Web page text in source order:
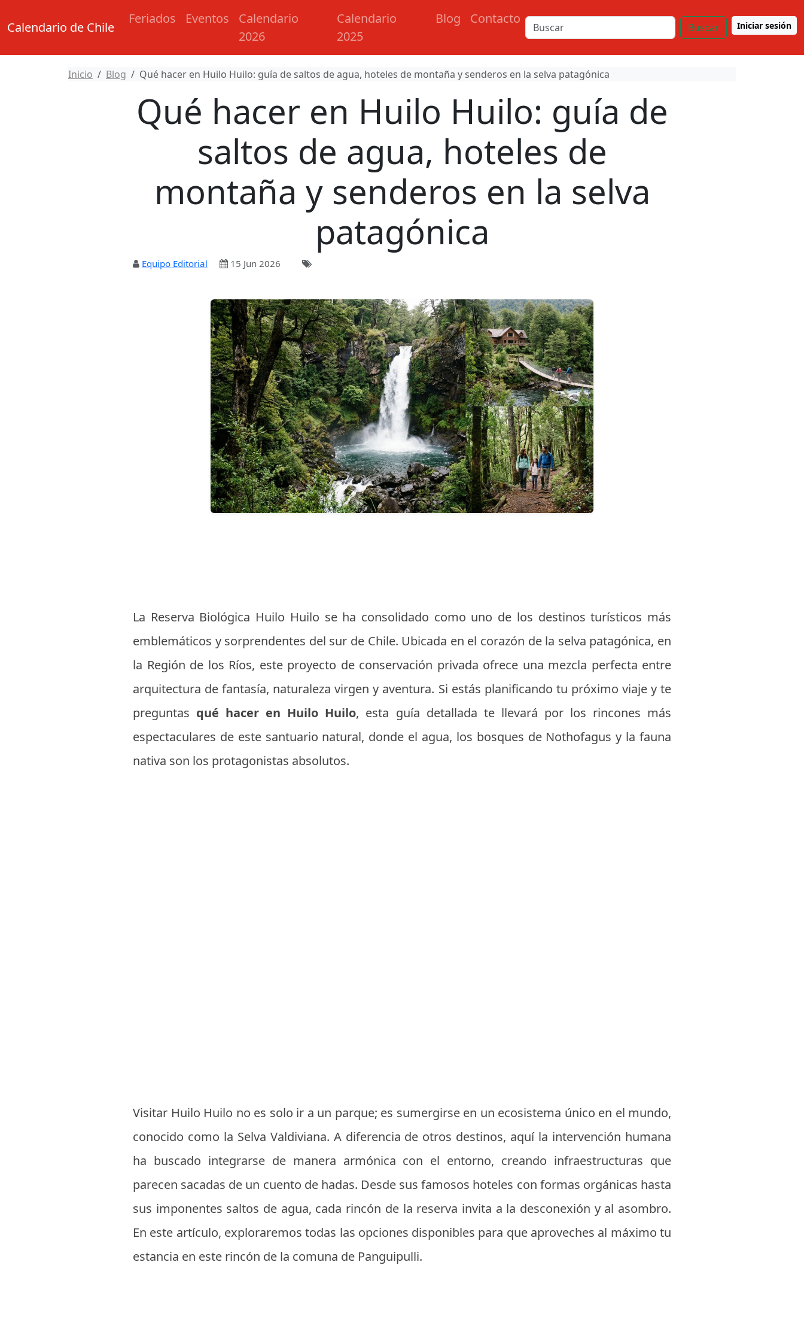
Calendario de Chile
Feriados Eventos
Calendario
2026
Calendario
2025
Blog Contacto
Buscar Iniciar sesión
Inicio Blog Qué hacer en Huilo Huilo: guía de saltos de agua, hoteles de montaña y senderos en la selva patagónica
Qué hacer en Huilo Huilo: guía de
saltos de agua, hoteles de
montaña y senderos en la selva
patagónica
Equipo Editorial 15 Jun 2026
La Reserva Biológica Huilo Huilo se ha consolidado como uno de los destinos turísticos más
emblemáticos y sorprendentes del sur de Chile. Ubicada en el corazón de la selva patagónica, en
la Región de los Ríos, este proyecto de conservación privada ofrece una mezcla perfecta entre
arquitectura de fantasía, naturaleza virgen y aventura. Si estás planificando tu próximo viaje y te
preguntas qué hacer en Huilo Huilo, esta guía detallada te llevará por los rincones más
espectaculares de este santuario natural, donde el agua, los bosques de Nothofagus y la fauna
nativa son los protagonistas absolutos.
Visitar Huilo Huilo no es solo ir a un parque; es sumergirse en un ecosistema único en el mundo,
conocido como la Selva Valdiviana. A diferencia de otros destinos, aquí la intervención humana
ha buscado integrarse de manera armónica con el entorno, creando infraestructuras que
parecen sacadas de un cuento de hadas. Desde sus famosos hoteles con formas orgánicas hasta
sus imponentes saltos de agua, cada rincón de la reserva invita a la desconexión y al asombro.
En este artículo, exploraremos todas las opciones disponibles para que aproveches al máximo tu
estancia en este rincón de la comuna de Panguipulli.